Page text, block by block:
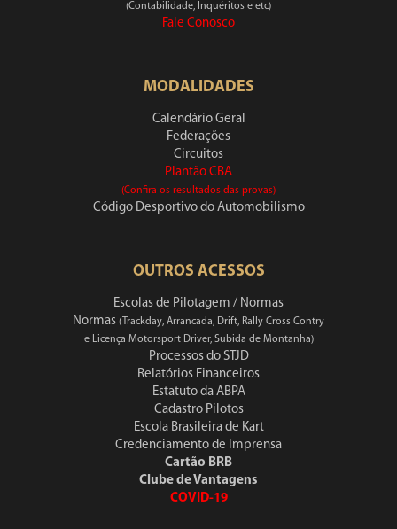
(Contabilidade, Inquéritos e etc)
Fale Conosco
MODALIDADES
Calendário Geral
Federações
Circuitos
Plantão CBA
(Confira os resultados das provas)
Código Desportivo do Automobilismo
OUTROS ACESSOS
Escolas de Pilotagem / Normas
Normas (Trackday, Arrancada, Drift, Rally Cross Contry
e Licença Motorsport Driver, Subida de Montanha)
Processos do STJD
Relatórios Financeiros
Estatuto da ABPA
Cadastro Pilotos
Escola Brasileira de Kart
Credenciamento de Imprensa
Cartão BRB
Clube de Vantagens
COVID-19